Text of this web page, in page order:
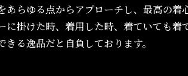
らゆる点からアプローチし、最高の着
掛けた時、着用した時、着ていても着
る逸品だと自負しております。